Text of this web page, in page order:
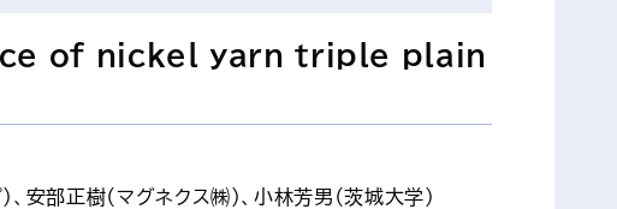
of nickel yarn triple plain
安部正樹（マグネクス㈱）、小林芳男（茨城大学）